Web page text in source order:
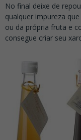
No final deixe de
qualquer impureza
ou da própria fruta e
consegue criar seu